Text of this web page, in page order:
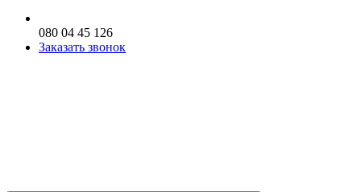
080 04 45 126
Заказать звонок